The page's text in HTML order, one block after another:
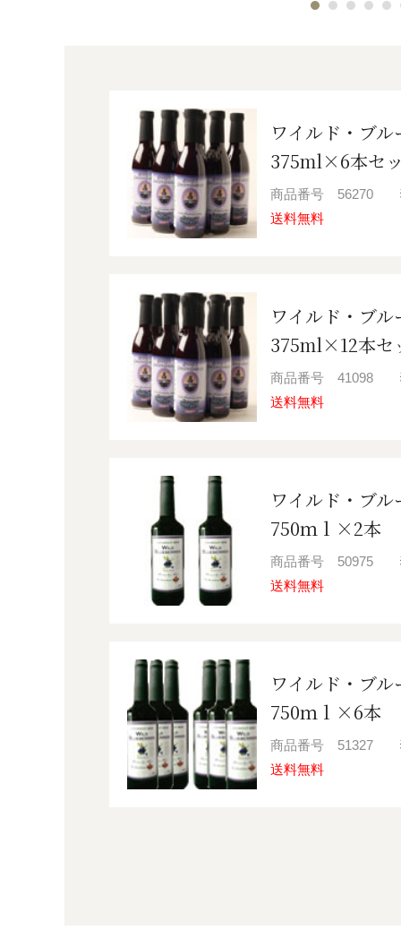
ワイルド・ブ
375ml×6本
商品番号 56270
送料無料
ワイルド・ブ
375ml×12本セ
商品番号 41098
送料無料
ワイルド・ブ
750ｍｌ×2本
商品番号 50975
送料無料
ワイルド・ブ
750ｍｌ×6本
商品番号 51327
送料無料